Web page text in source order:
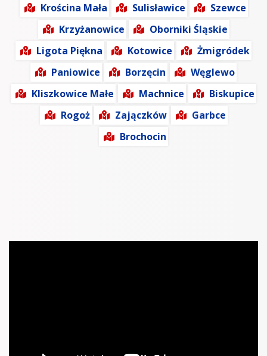
Krościna Mała
Sulisławice
Szewce
Krzyżanowice
Oborniki Śląskie
Ligota Piękna
Kotowice
Żmigródek
Paniowice
Borzęcin
Węglewo
Kliszkowice Małe
Machnice
Biskupice
Rogoż
Zajączków
Garbce
Brochocin